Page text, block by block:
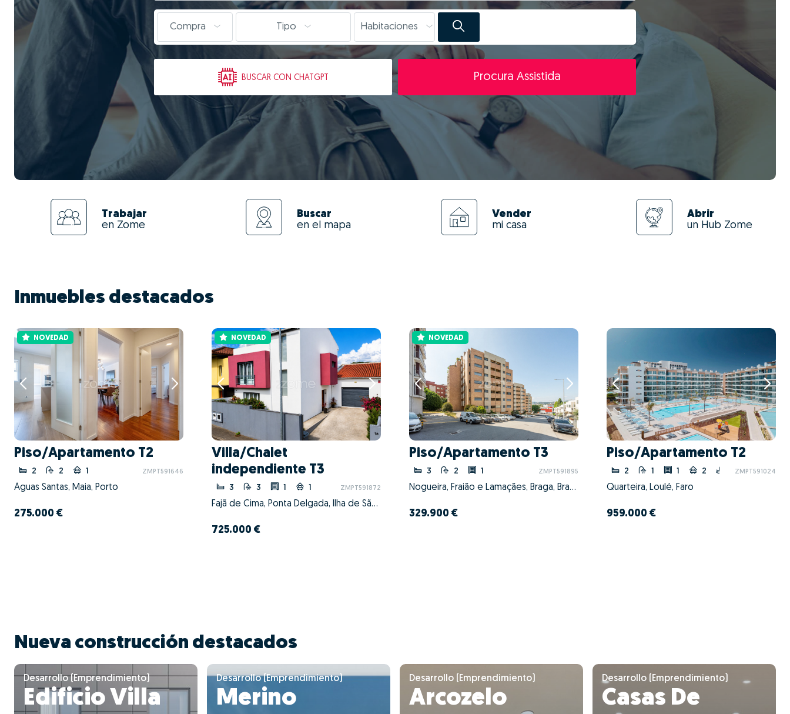
Compra Tipo Habitaciones
BUSCARCON CHATGPT Procura Assistida
Trabajar
en Zome
Buscar
en el mapa
Vender
mi casa
Abrir
un Hub Zome
Inmuebles destacados
NOVEDAD
Piso/Apartamento T2
2 2 1 ZMPT591646
Águas Santas, Maia, Porto
275.000 €
NOVEDAD
Villa/Chalet
independiente T3
3 3 1 1 ZMPT591872
Fajã de Cima, Ponta Delgada, Ilha de São Miguel
725.000 €
NOVEDAD
Piso/Apartamento T3
3 2 1 ZMPT591895
Nogueira, Fraião e Lamaçães, Braga, Braga
329.900 €
Piso/Apartamento T2
2 1 1 2 ZMPT591024
Quarteira, Loulé, Faro
959.000 €
Nueva construcción destacados
Desarrollo (Emprendimiento)
Edificio Villa
Desarrollo (Emprendimiento)
Merino
Desarrollo (Emprendimiento)
Arcozelo
Desarrollo (Emprendimiento)
Casas De